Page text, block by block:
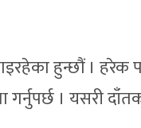
हुन्छौं । हरेक
। यसरी